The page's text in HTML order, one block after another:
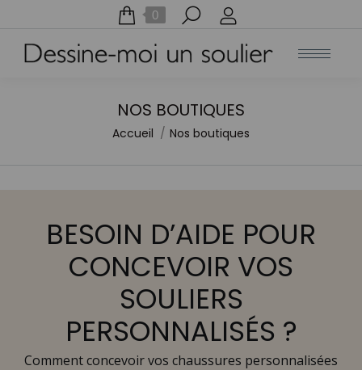
0
Recherche
:
NOS BOUTIQUES
Vous êtes ici :
Accueil Nos boutiques
BESOIN D’AIDE POUR
CONCEVOIR VOS
SOULIERS
PERSONNALISÉS ?
Comment concevoir vos chaussures personnalisées